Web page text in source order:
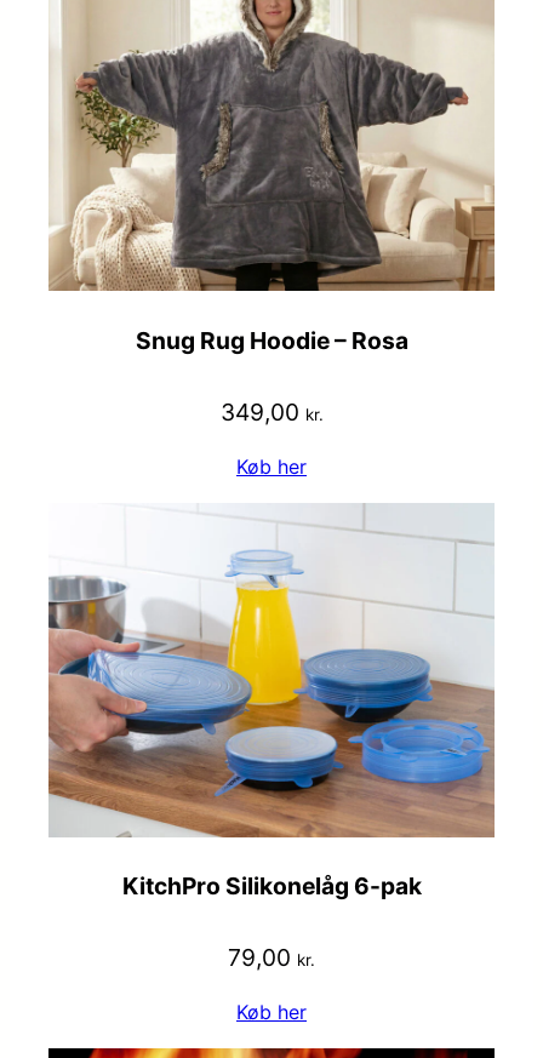
Snug Rug Hoodie – Rosa
349,00 kr.
Køb her
KitchPro Silikonelåg 6-pak
79,00 kr.
Køb her